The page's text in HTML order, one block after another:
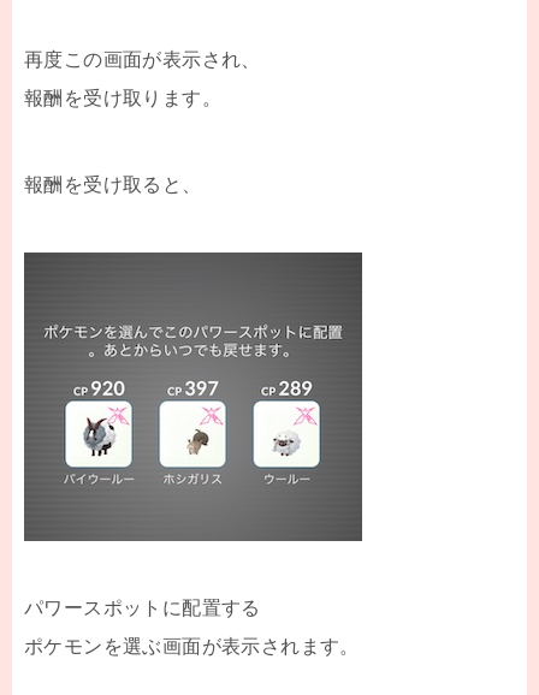
再度この画面が表示され、
報酬を受け取ります。
報酬を受け取ると、
パワースポットに配置する
ポケモンを選ぶ画面が表示されます。